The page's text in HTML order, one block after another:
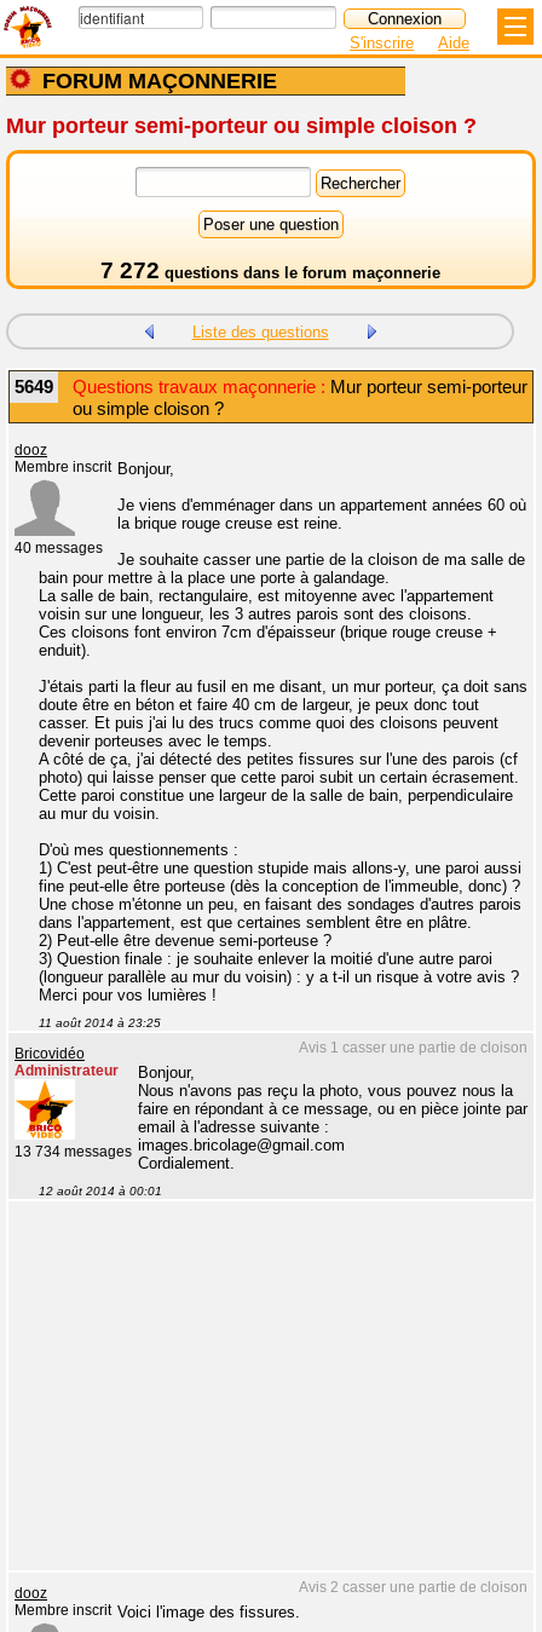
FORUM MAÇONNERIE
S'inscrire Aide
Mur porteur semi-porteur ou simple cloison ?
7 272 questions dans le forum maçonnerie
Liste des questions
5649 Questions travaux maçonnerie : Mur porteur semi-porteur
ou simple cloison ?
dooz
Membre inscrit
40 messages
Bonjour,
Je viens d'emménager dans un appartement années 60 où
la brique rouge creuse est reine.
Je souhaite casser une partie de la cloison de ma salle de
bain pour mettre à la place une porte à galandage.
La salle de bain, rectangulaire, est mitoyenne avec l'appartement
voisin sur une longueur, les 3 autres parois sont des cloisons.
Ces cloisons font environ 7cm d'épaisseur (brique rouge creuse +
enduit).
J'étais parti la fleur au fusil en me disant, un mur porteur, ça doit sans
doute être en béton et faire 40 cm de largeur, je peux donc tout
casser. Et puis j'ai lu des trucs comme quoi des cloisons peuvent
devenir porteuses avec le temps.
A côté de ça, j'ai détecté des petites fissures sur l'une des parois (cf
photo) qui laisse penser que cette paroi subit un certain écrasement.
Cette paroi constitue une largeur de la salle de bain, perpendiculaire
au mur du voisin.
D'où mes questionnements :
1) C'est peut-être une question stupide mais allons-y, une paroi aussi
fine peut-elle être porteuse (dès la conception de l'immeuble, donc) ?
Une chose m'étonne un peu, en faisant des sondages d'autres parois
dans l'appartement, est que certaines semblent être en plâtre.
2) Peut-elle être devenue semi-porteuse ?
3) Question finale : je souhaite enlever la moitié d'une autre paroi
(longueur parallèle au mur du voisin) : y a t-il un risque à votre avis ?
Merci pour vos lumières !
11 août 2014 à 23:25
Avis 1 casser une partie de cloison
Bricovidéo
Administrateur
13 734 messages
Bonjour,
Nous n'avons pas reçu la photo, vous pouvez nous la
faire en répondant à ce message, ou en pièce jointe par
email à l'adresse suivante :
images.bricolage@gmail.com
Cordialement.
12 août 2014 à 00:01
Avis 2 casser une partie de cloison
dooz
Membre inscrit Voici l'image des fissures.